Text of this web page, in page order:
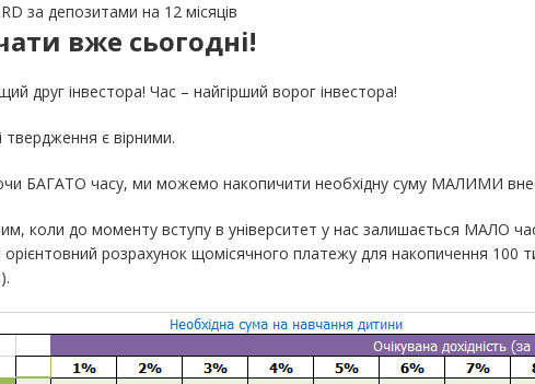
за депозитами на 12 місяців
вже сьогодні!
друг інвестора! Час – найгірший ворог інвестора!
твердження є вірними.
БАГАТО часу, ми можемо накопичити необхідну суму МАЛИМИ
коли до моменту вступу в університет у нас залишається МАЛО
розрахунок щомісячного платежу для накопичення